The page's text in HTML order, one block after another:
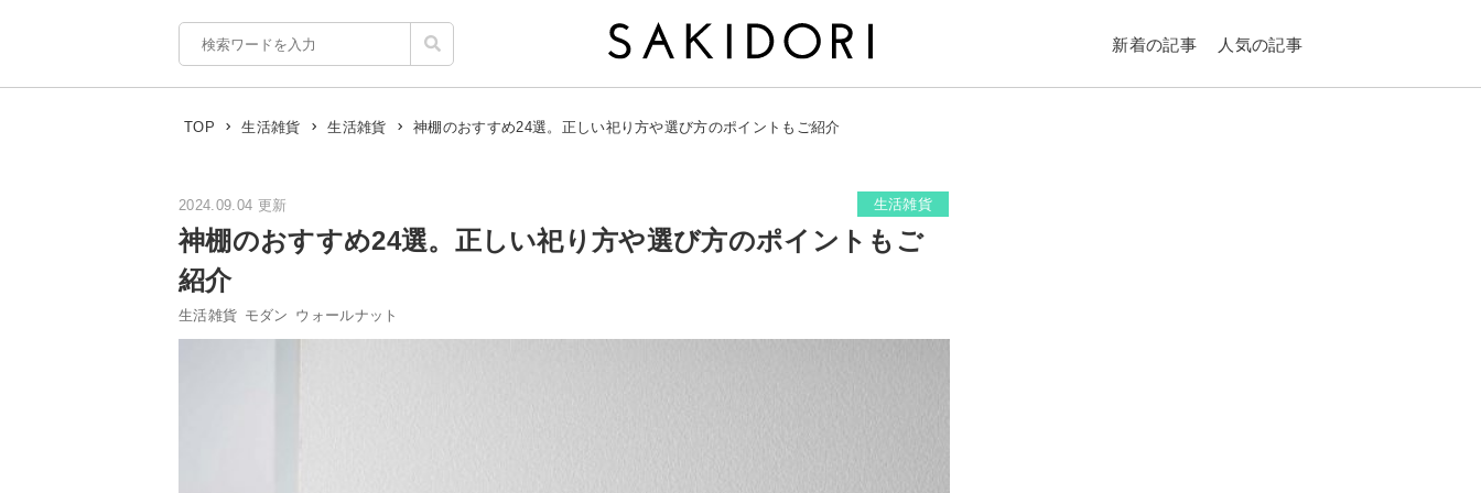
新着の記事 人気の記事
TOP 生活雑貨 生活雑貨 神棚のおすすめ24選。正しい祀り方や選び方のポイントもご紹介
2024.09.04 更新 生活雑貨
神棚のおすすめ24選。正しい祀り方や選び方のポイントもご
紹介
生活雑貨 モダン ウォールナット